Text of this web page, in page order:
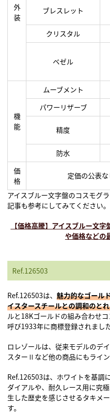
外
装
ブレスレット
クリスタル
ベゼル
機
能
ムーブメント
パワーリザーブ
精度
防水
価
格
定価の公表な
アイスブルー文字盤のコスモグ
記事も参考にしてみてください。
【価格高騰】アイスブルー文
や価格などの
Ref.126503
Ref.126503は、 魅力的なゴール
イスタースチールとの調和のと
ルと18Kゴールドの組み合わせ
呼び1933年に商標登録されました
ロレゾールは、従来モデルのデ
スターⅡなど他の商品にもライン
Ref.126503は、ホワイトを基調
ダイアルや、耐久レース用に究
生した歴史を感じさせるタキメ
す。